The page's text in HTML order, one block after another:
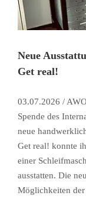
Neue
Get real!
03.07.2026 /
Spende des
neue
Get real! konnte
einer
ausstatten. Die
Möglichkeiten